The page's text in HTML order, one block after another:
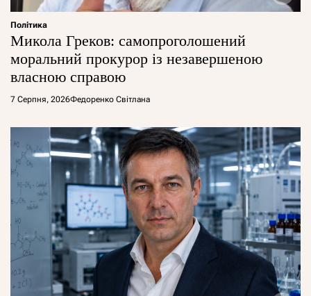
Політика
Микола Греков: самопроголошений
моральний прокурор із незавершеною
власною справою
7 Серпня, 2026Федоренко Світлана